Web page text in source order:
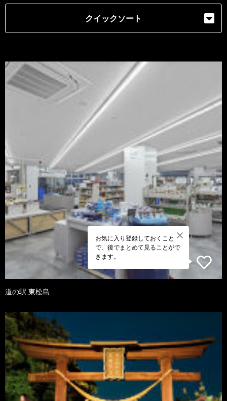
クイックソート
お気に入り登録しておくこと
で、後でまとめて見ることがで
きます。
道の駅 東松島